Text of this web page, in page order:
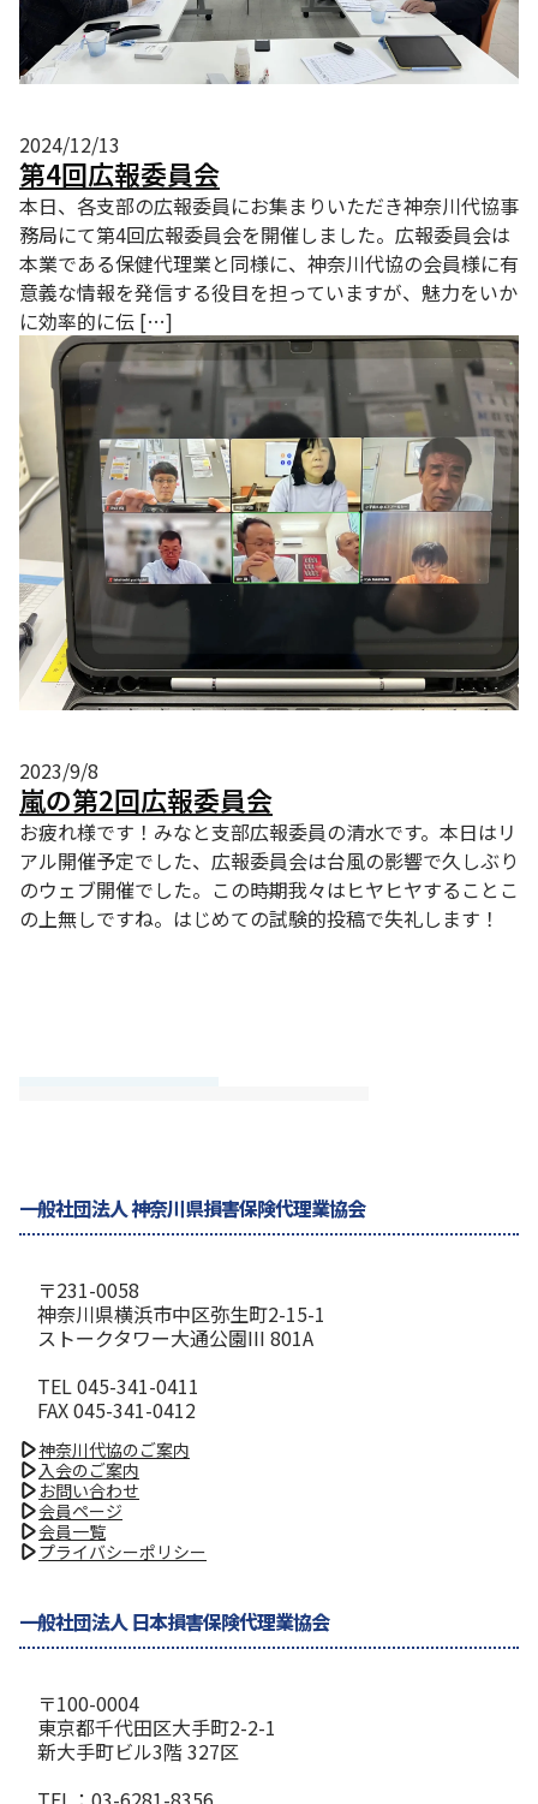
2024/12/13
第4回広報委員会
本日、各支部の広報委員にお集まりいただき神奈川代協事
務局にて第4回広報委員会を開催しました。広報委員会は
本業である保健代理業と同様に、神奈川代協の会員様に有
意義な情報を発信する役目を担っていますが、魅力をいか
に効率的に伝 […]
2023/9/8
嵐の第2回広報委員会
お疲れ様です！みなと支部広報委員の清水です。本日はリ
アル開催予定でした、広報委員会は台風の影響で久しぶり
のウェブ開催でした。この時期我々はヒヤヒヤすることこ
の上無しですね。はじめての試験的投稿で失礼します！
一般社団法人 神奈川県損害保険代理業協会
〒231-0058
神奈川県横浜市中区弥生町2-15-1
ストークタワー大通公園III 801A
TEL 045-341-0411
FAX 045-341-0412
神奈川代協のご案内
入会のご案内
お問い合わせ
会員ページ
会員一覧
プライバシーポリシー
一般社団法人 日本損害保険代理業協会
〒100-0004
東京都千代田区大手町2-2-1
新大手町ビル3階 327区